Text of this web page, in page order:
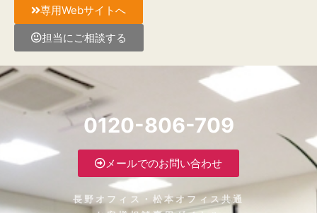
専用Webサイトへ
担当にご相談する
0120-806-709
メールでのお問い合わせ
長野オフィス・松本オフィス共通